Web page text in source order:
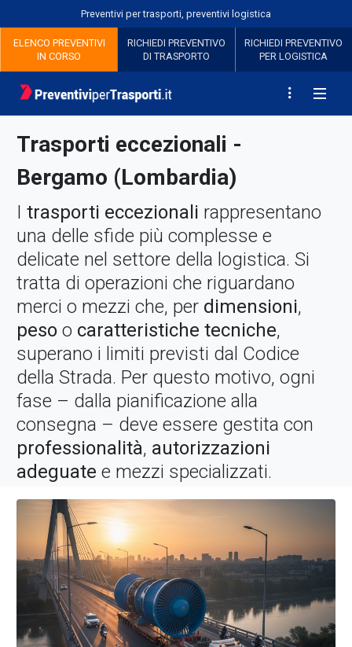
Preventivi per trasporti, preventivi logistica
ELENCO PREVENTIVI
IN CORSO
RICHIEDI PREVENTIVO
DI TRASPORTO
RICHIEDIPREVENTIVO
PER LOGISTICA
Trasporti eccezionali -
Bergamo (Lombardia)
I trasporti eccezionali rappresentano
una delle sfide più complesse e
delicate nel settore della logistica. Si
tratta di operazioni che riguardano
merci o mezzi che, per dimensioni,
pesoo caratteristiche tecniche,
superano i limiti previsti dal Codice
della Strada. Per questo motivo, ogni
fase – dalla pianificazione alla
consegna – deve essere gestita con
professionalità, autorizzazioni
adeguate e mezzi specializzati.